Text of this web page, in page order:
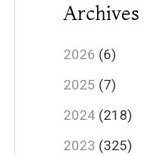
Archives
2026 (6)
2025 (7)
2024 (218)
2023 (325)